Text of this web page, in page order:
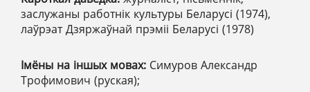
заслужаны работнік культуры Беларусі (1974),
лаўрэат Дзяржаўнай прэміі Беларусі (1978)
Імёны на іншых мовах: Симуров Александр
Трофимович (руская);